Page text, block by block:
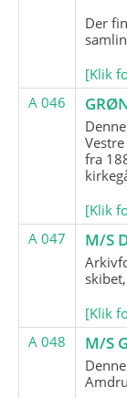
Der
[Klik
A 046
fra
[Klik
A 047
M/S
[Klik
A 048
M/S